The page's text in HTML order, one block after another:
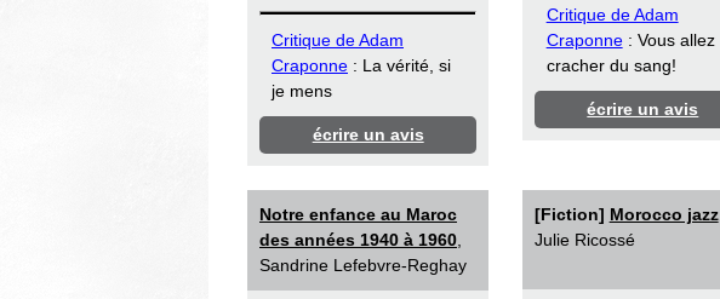
Critique de Adam
Craponne : La vérité, si
je mens
écrire un avis
Critique de Adam
Craponne: Vous allez
cracher du sang!
écrire un avis
Notre enfance au Maroc
des années 1940 à 1960
Sandrine Lefebvre-Reghay
[Fiction] Morocco jazz,
Julie Ricossé